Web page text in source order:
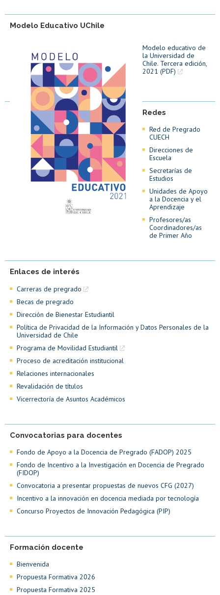
Modelo Educativo UChile
Modelo educativo de
la Universidad de
Chile. Tercera edición,
2021 (PDF)
Redes
Red de Pregrado
CUECH
Direcciones de
Escuela
Secretarías de
Estudios
Unidades de Apoyo
a la Docencia y el
Aprendizaje
Profesores/as
Coordinadores/as
de Primer Año
Enlaces de interés
Carreras de pregrado
Becas de pregrado
Dirección de Bienestar Estudiantil
Política de Privacidad de la Información y Datos Personales de la
Universidad de Chile
Programa de Movilidad Estudiantil
Proceso de acreditación institucional
Relaciones internacionales
Revalidación de títulos
Vicerrectoría de Asuntos Académicos
Convocatorias para docentes
Fondo de Apoyo a la Docencia de Pregrado (FADOP) 2025
Fondo de Incentivo a la Investigación en Docencia de Pregrado
(FIDOP)
Convocatoria a presentar propuestas de nuevos CFG (2027)
Incentivo a la innovación en docencia mediada por tecnología
Concurso Proyectos de Innovación Pedagógica (PIP)
Formación docente
Bienvenida
Propuesta Formativa 2026
Propuesta Formativa 2025